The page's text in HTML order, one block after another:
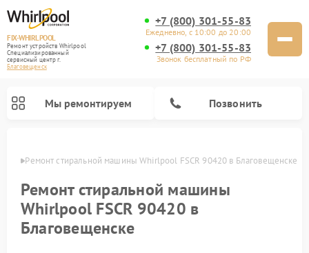
FIX-WHIRLPOOL
Ремонт устройств Whirlpool
Специализированный
cервисный центр г.
Благовещенск
+7 (800) 301-55-83
Ежедневно, с 10:00 до 20:00
+7 (800) 301-55-83
Звонок бесплатный по РФ
Мы ремонтируем Позвонить
Ремонт стиральной машины Whirlpool FSCR 90420 в Благовещенске
Ремонт стиральной машины
Whirlpool FSCR 90420 в
Благовещенске